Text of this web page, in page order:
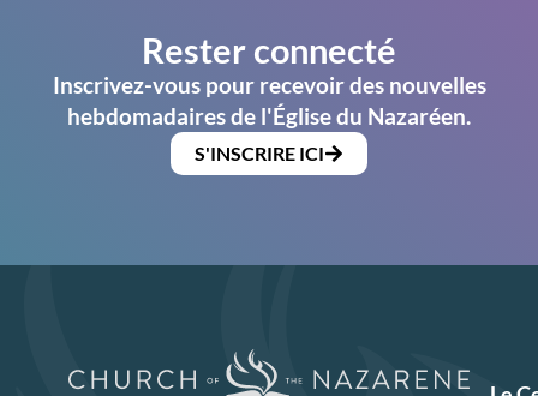
Rester connecté
Inscrivez-vous pour recevoir des nouvelles
hebdomadaires de l'Église du Nazaréen.
S'INSCRIRE ICI